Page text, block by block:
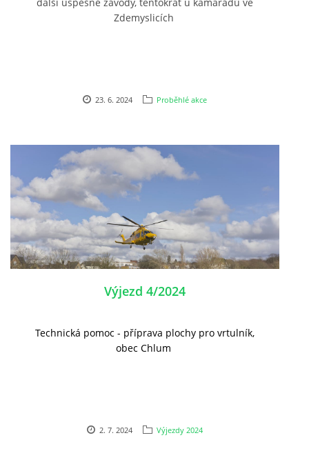
další úspěšné závody, tentokrát u kamarádů ve
Zdemyslicích
23. 6. 2024 Proběhlé akce
Výjezd 4/2024
Technická pomoc - příprava plochy pro vrtulník,
obec Chlum
2. 7. 2024 Výjezdy 2024